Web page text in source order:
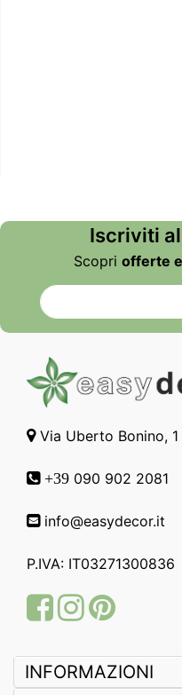
Iscriviti
Scopri offerte
Via Uberto Bonino,
+39 090 902 2081
info@easydecor.it
P.IVA: IT03271300836
FacebookInstagram
Pinterest
INFORMAZIONI